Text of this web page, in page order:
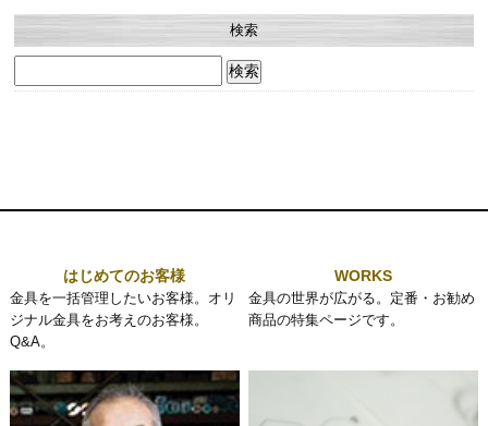
検索
索:
はじめてのお客様
金具を一括管理したいお客様。オリ
ジナル金具をお考えのお客様。
Q&A。
WORKS
金具の世界が広がる。定番・お勧め
商品の特集ページです。